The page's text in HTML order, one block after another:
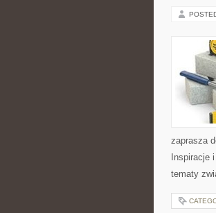
zaprasza
Inspiracje
tematy